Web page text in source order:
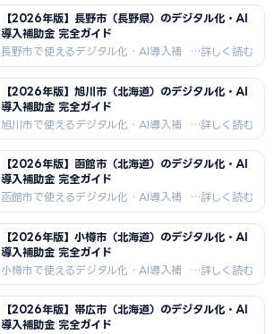
づくり補助金・市独自補助金の申請方
法・採択事例・支援機関情報を2026
年最新版でお届けします。セイコーエプ
ソン本社の精密機器・光学機器・時計
産業向けAI・DX補助金情報。長野県内
最高のDX密度。
【2026年版】長野市（長野県）のデジタル化・AI
導入補助金 完全ガイド
長野市で使えるデジタル化・AI導入補
助金を徹底解説。IT導入補助金・もの
づくり補助金・市独自補助金の申請方
法・採択事例・支援機関情報を2026
年最新版でお届けします。食品加工
（信州みそ）・IT・精密機器・善光寺
観光向けAI・DX補助金情報。
【2026年版】旭川市（北海道）のデジタル化・AI
導入補助金 完全ガイド
旭川市で使えるデジタル化・AI導入補
助金を徹底解説。IT導入補助金・もの
づくり補助金・市独自補助金の申請方
法・採択事例・支援機関情報を2026
年最新版でお届けします。家具製造・
食品加工・医療機器・観光業向けDX補
助金情報。
【2026年版】函館市（北海道）のデジタル化・AI
導入補助金 完全ガイド
函館市で使えるデジタル化・AI導入補
助金を徹底解説。IT導入補助金・もの
づくり補助金・市独自補助金の申請方
法・採択事例・支援機関情報を2026
年最新版でお届けします。水産加工・
観光・造船・農業向けDX補助金情報。
【2026年版】小樽市（北海道）のデジタル化・AI
導入補助金 完全ガイド
小樽市で使えるデジタル化・AI導入補
助金を徹底解説。IT導入補助金・もの
づくり補助金・市独自補助金の申請方
法・採択事例・支援機関情報を2026
年最新版でお届けします。ガラス工
【2026年版】帯広市（北海道）のデジタル化・AI
導入補助金 完全ガイド